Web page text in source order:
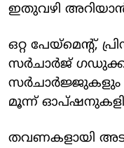
ഇതുവഴി
ഒറ്റ പേയ്‌മെന്റ്,
സര്‍ചാര്‍ജ്
സര്‍ചാര്‍ജ്ജുകളും
മൂന്ന്
തവണകളായി